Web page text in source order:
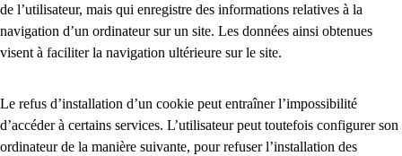
de l’utilisateur, mais qui enregistre des informations relatives à la
navigation d’un ordinateur sur un site. Les données ainsi obtenues
visent à faciliter la navigation ultérieure sur le site.
Le refus d’installation d’un cookie peut entraîner l’impossibilité
d’accéder à certains services. L’utilisateur peut toutefois configurer son
ordinateur de la manière suivante, pour refuser l’installation des